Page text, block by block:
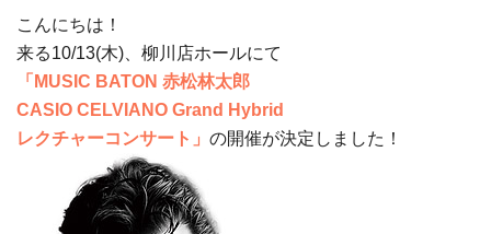
こんにちは！
来る10/13(木)、柳川店ホールにて
「MUSIC BATON 赤松林太郎
CASIO CELVIANO Grand Hybrid
レクチャーコンサート」 の開催が決定しました！